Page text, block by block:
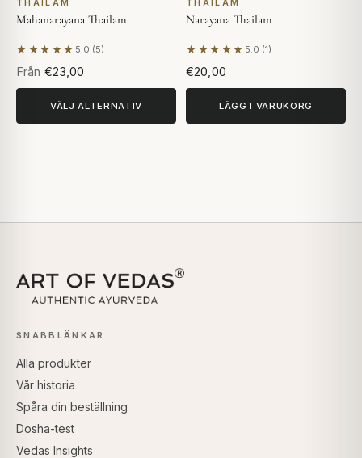
THAILAM
Mahanarayana Thailam
★★★★★ 5.0 (5)
Baserat på 5 recensioner
Från €23,00
VÄLJ ALTERNATIV
THAILAM
Narayana Thailam
★★★★★ 5.0 (1)
Baserat på 1 recension
€20,00
LÄGG I VARUKORG
SNABBLÄNKAR
Alla produkter
Vår historia
Spåra din beställning
Dosha-test
Vedas Insights